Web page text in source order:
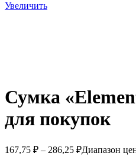
Увеличить
Сумка
для покупок
167,75 ₽ – 286,25 ₽Диапазон